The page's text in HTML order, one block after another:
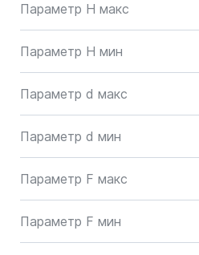
Параметр H макс
Параметр H мин
Параметр d макс
Параметр d мин
Параметр F макс
Параметр F мин